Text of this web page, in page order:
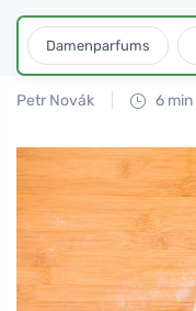
Damenparfums
Petr Novák 6 min